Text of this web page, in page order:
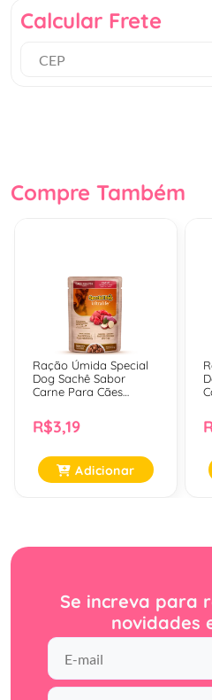
Calcular Frete
Compre Também
Ração Úmida Special
Dog Sachê Sabor
Carne Para Cães
R$3,19
Adicionar
Se increva para
novidades